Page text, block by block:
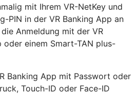
mit Ihrem VR-NetKey und
PIN in der VR Banking App an
Anmeldung mit der VR
oder einem Smart-TAN plus-
Banking App mit Passwort oder
Touch-ID oder Face-ID